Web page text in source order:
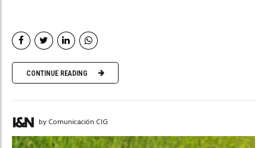
CONTINUE READING
by Comunicación CIG